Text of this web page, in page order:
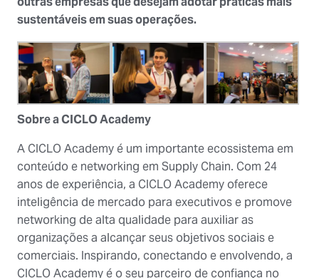
sustentáveis em suas operações.
Sobre a CICLO Academy
A CICLO Academy é um importante ecossistema em
conteúdo e networking em Supply Chain. Com 24
anos de experiência, a CICLO Academy oferece
inteligência de mercado para executivos e promove
networking de alta qualidade para auxiliar as
organizações a alcançar seus objetivos sociais e
comerciais. Inspirando, conectando e envolvendo, a
CICLO Academy é o seu parceiro de confiança no